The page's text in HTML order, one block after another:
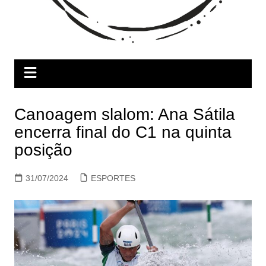
Canoagem slalom: Ana Sátila
encerra final do C1 na quinta
posição
31/07/2024 ESPORTES